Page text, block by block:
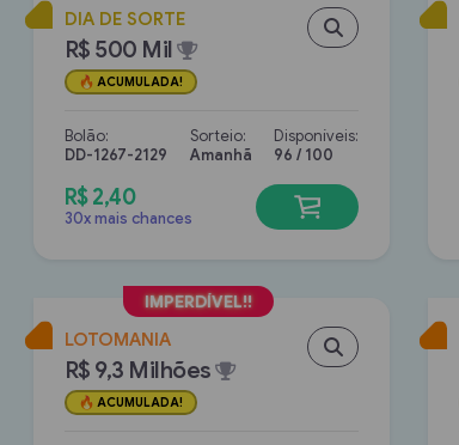
DIA DE SORTE
R$ 500 Mil
ACUMULADA!
Bolão:
DD-1267-2129
Sorteio:
Amanhã
Disponíveis:
96 / 100
R$ 2,40
30x mais chances
LOTOMANIA
R$ 9,3 Milhões
ACUMULADA!